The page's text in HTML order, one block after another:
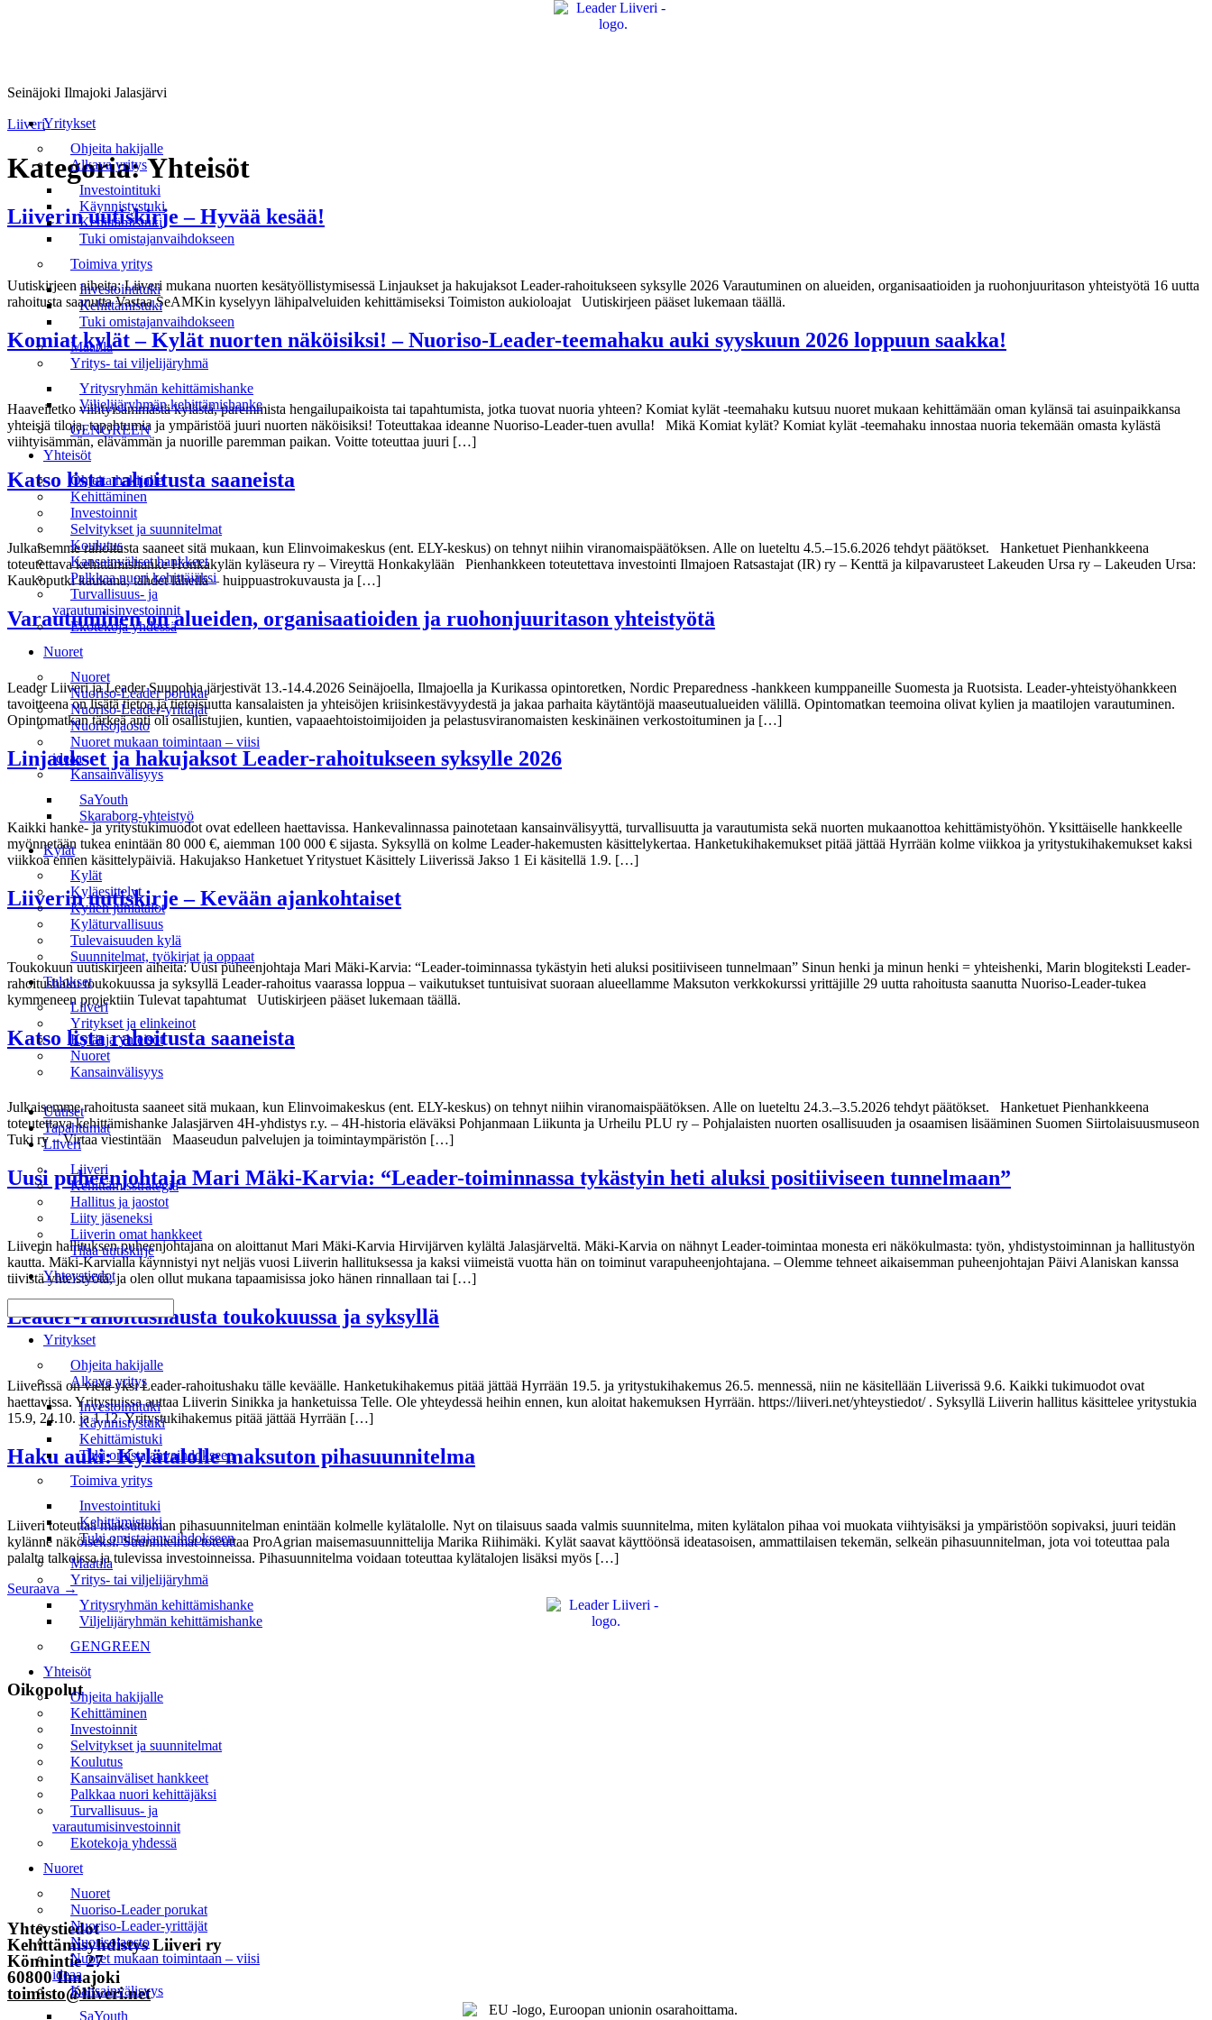
Liiveri
Seinäjoki Ilmajoki Jalasjärvi
ValikkoYritykset
Ohjeita hakijalle
Alkava yritys
Investointituki
Käynnistystuki
Kehittämistuki
Tuki omistajanvaihdokseen
Toimiva yritys
Investointituki
Kehittämistuki
Tuki omistajanvaihdokseen
Maatila
Yritys- tai viljelijäryhmä
Yritysryhmän kehittämishanke
Viljelijäryhmän kehittämishanke
GENGREEN
Yhteisöt
Ohjeita hakijalle
Kehittäminen
Investoinnit
Selvitykset ja suunnitelmat
Koulutus
Kansainväliset hankkeet
Palkkaa nuori kehittäjäksi
Turvallisuus- ja
varautumisinvestoinnit
Ekotekoja yhdessä
Nuoret
Nuoret
Nuoriso-Leader porukat
Nuoriso-Leader-yrittäjät
Nuorisojaosto
Nuoret mukaan toimintaan – viisi
ideaa
Kansainvälisyys
SaYouth
Skaraborg-yhteistyö
Kylät
Kylät
Kyläesittelyt
Kylien juhlatalot
Kyläturvallisuus
Tulevaisuuden kylä
Suunnitelmat, työkirjat ja oppaat
Tulokset
Liiveri
Yritykset ja elinkeinot
Kylät ja yhteisöt
Nuoret
Kansainvälisyys
ValikkoUutiset
Tapahtumat
Liiveri
Liiveri
Kehittämisstrategia
Hallitus ja jaostot
Liity jäseneksi
Liiverin omat hankkeet
Tilaa uutiskirje
Yhteystiedot
ValikkoYritykset
Ohjeita hakijalle
Alkava yritys
Investointituki
Käynnistystuki
Kehittämistuki
Tuki omistajanvaihdokseen
Toimiva yritys
Investointituki
Kehittämistuki
Tuki omistajanvaihdokseen
Maatila
Yritys- tai viljelijäryhmä
Yritysryhmän kehittämishanke
Viljelijäryhmän kehittämishanke
GENGREEN
Yhteisöt
Ohjeita hakijalle
Kehittäminen
Investoinnit
Selvitykset ja suunnitelmat
Koulutus
Kansainväliset hankkeet
Palkkaa nuori kehittäjäksi
Turvallisuus- ja
varautumisinvestoinnit
Ekotekoja yhdessä
Nuoret
Nuoret
Nuoriso-Leader porukat
Nuoriso-Leader-yrittäjät
Nuorisojaosto
Nuoret mukaan toimintaan – viisi
ideaa
Kansainvälisyys
SaYouth
Kategoria:Yhteisöt
Liiverin uutiskirje – Hyvää kesää!
Uutiskirjeen aiheita: Liiveri mukana nuorten kesätyöllistymisessä Linjaukset ja hakujaksot Leader-rahoitukseen syksylle 2026 Varautuminen on alueiden, organisaatioiden ja ruohonjuuritason yhteistyötä 16 uutta
rahoitusta saanutta Vastaa SeAMKin kyselyyn lähipalveluiden kehittämiseksi Toimiston aukioloajat Uutiskirjeen pääset lukemaan täällä.
Komiat kylät – Kylät nuorten näköisiksi! – Nuoriso-Leader-teemahaku auki syyskuun 2026 loppuun saakka!
Haaveiletko viihtyisämmästä kylästä, paremmista hengailupaikoista tai tapahtumista, jotka tuovat nuoria yhteen? Komiat kylät -teemahaku kutsuu nuoret mukaan kehittämään oman kylänsä tai asuinpaikkansa
yhteisiä tiloja, tapahtumia ja ympäristöä juuri nuorten näköisiksi! Toteuttakaa ideanne Nuoriso-Leader-tuen avulla! Mikä Komiat kylät? Komiat kylät -teemahaku innostaa nuoria tekemään omasta kylästä
viihtyisämmän, elävämmän ja nuorille paremman paikan. Voitte toteuttaa juuri […]
Katso lista rahoitusta saaneista
Julkaisemme rahoitusta saaneet sitä mukaan, kun Elinvoimakeskus (ent. ELY-keskus) on tehnyt niihin viranomaispäätöksen. Alle on lueteltu 4.5.–15.6.2026 tehdyt päätökset. Hanketuet Pienhankkeena
toteutettava kehittämishanke Honkakylän kyläseura ry – Vireyttä Honkakylään Pienhankkeen toteutettava investointi Ilmajoen Ratsastajat (IR) ry – Kenttä ja kilpavarusteet Lakeuden Ursa ry – Lakeuden Ursa:
Kaukoputki kaukana, tähdet lähellä – huippuastrokuvausta ja […]
Varautuminen on alueiden, organisaatioiden ja ruohonjuuritason yhteistyötä
Leader Liiveri ja Leader Suupohja järjestivät 13.-14.4.2026 Seinäjoella, Ilmajoella ja Kurikassa opintoretken, Nordic Preparedness -hankkeen kumppaneille Suomesta ja Ruotsista. Leader-yhteistyöhankkeen
tavoitteena on lisätä tietoa ja tietoisuutta kansalaisten ja yhteisöjen kriisinkestävyydestä ja jakaa parhaita käytäntöjä maaseutualueiden välillä. Opintomatkan teemoina olivat kylien ja maatilojen varautuminen.
Opintomatkan tärkeä anti oli osallistujien, kuntien, vapaaehtoistoimijoiden ja pelastusviranomaisten keskinäinen verkostoituminen ja […]
Linjaukset ja hakujaksot Leader-rahoitukseen syksylle 2026
Kaikki hanke- ja yritystukimuodot ovat edelleen haettavissa. Hankevalinnassa painotetaan kansainvälisyyttä, turvallisuutta ja varautumista sekä nuorten mukaanottoa kehittämistyöhön. Yksittäiselle hankkeelle
myönnetään tukea enintään 80 000 €, aiemman 100 000 € sijasta. Syksyllä on kolme Leader-hakemusten käsittelykertaa. Hanketukihakemukset pitää jättää Hyrrään kolme viikkoa ja yritystukihakemukset kaksi
viikkoa ennen käsittelypäiviä. Hakujakso Hanketuet Yritystuet Käsittely Liiverissä Jakso 1 Ei käsitellä 1.9. […]
Liiverin uutiskirje – Kevään ajankohtaiset
Toukokuun uutiskirjeen aiheita: Uusi puheenjohtaja Mari Mäki-Karvia: “Leader-toiminnassa tykästyin heti aluksi positiiviseen tunnelmaan” Sinun henki ja minun henki = yhteishenki, Marin blogiteksti Leader-
rahoitushaku toukokuussa ja syksyllä Leader-rahoitus vaarassa loppua – vaikutukset tuntuisivat suoraan alueellamme Maksuton verkkokurssi yrittäjille 29 uutta rahoitusta saanutta Nuoriso-Leader-tukea
kymmeneen projektiin Tulevat tapahtumat Uutiskirjeen pääset lukemaan täällä.
Katso lista rahoitusta saaneista
Julkaisemme rahoitusta saaneet sitä mukaan, kun Elinvoimakeskus (ent. ELY-keskus) on tehnyt niihin viranomaispäätöksen. Alle on lueteltu 24.3.–3.5.2026 tehdyt päätökset. Hanketuet Pienhankkeena
toteutettava kehittämishanke Jalasjärven 4H-yhdistys r.y. – 4H-historia eläväksi Pohjanmaan Liikunta ja Urheilu PLU ry – Pohjalaisten nuorten osallisuuden ja osaamisen lisääminen Suomen Siirtolaisuusmuseon
Tuki ry – Virtaa viestintään Maaseudun palvelujen ja toimintaympäristön […]
Uusi puheenjohtaja Mari Mäki-Karvia: “Leader-toiminnassa tykästyin heti aluksi positiiviseen tunnelmaan”
Liiverin hallituksen puheenjohtajana on aloittanut Mari Mäki-Karvia Hirvijärven kylältä Jalasjärveltä. Mäki-Karvia on nähnyt Leader-toimintaa monesta eri näkökulmasta: työn, yhdistystoiminnan ja hallitustyön
kautta. Mäki-Karvialla käynnistyi nyt neljäs vuosi Liiverin hallituksessa ja kaksi viimeistä vuotta hän on toiminut varapuheenjohtajana. – Olemme tehneet aikaisemman puheenjohtajan Päivi Alaniskan kanssa
tiivistä yhteistyötä, ja olen ollut mukana tapaamisissa joko hänen rinnallaan tai […]
Leader-rahoitushausta toukokuussa ja syksyllä
Liiverissä on vielä yksi Leader-rahoitushaku tälle keväälle. Hanketukihakemus pitää jättää Hyrrään 19.5. ja yritystukihakemus 26.5. mennessä, niin ne käsitellään Liiverissä 9.6. Kaikki tukimuodot ovat
haettavissa. Yritystuissa auttaa Liiverin Sinikka ja hanketuissa Telle. Ole yhteydessä heihin ennen, kun aloitat hakemuksen Hyrrään. https://liiveri.net/yhteystiedot/ . Syksyllä Liiverin hallitus käsittelee yritystukia
15.9, 24.10. ja 1.12. Yritystukihakemus pitää jättää Hyrrään […]
Haku auki: Kylätalolle maksuton pihasuunnitelma
Liiveri toteuttaa maksuttoman pihasuunnitelman enintään kolmelle kylätalolle. Nyt on tilaisuus saada valmis suunnitelma, miten kylätalon pihaa voi muokata viihtyisäksi ja ympäristöön sopivaksi, juuri teidän
kylänne näköiseksi. Suunnitelmat toteuttaa ProAgrian maisemasuunnittelija Marika Riihimäki. Kylät saavat käyttöönsä ideatasoisen, ammattilaisen tekemän, selkeän pihasuunnitelman, jota voi toteuttaa pala
palalta talkoissa ja tulevissa investoinneissa. Pihasuunnitelma voidaan toteuttaa kylätalojen lisäksi myös […]
Seuraava →
Oikopolut
Etusivu
Uutiset
Tapahtumat
Tilaa uutiskirje
Yhteystiedot
Kehittämisyhdistys Liiveri ry
Könnintie 27
60800 Ilmajoki
toimisto@liiveri.net